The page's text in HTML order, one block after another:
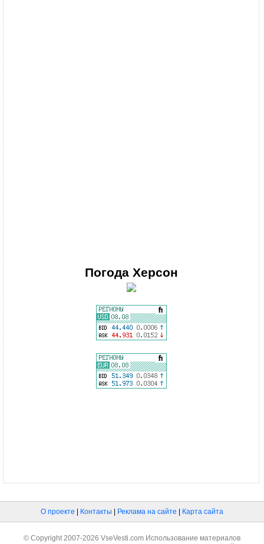
Погода Херсон
О проекте Контакты Реклама на сайте Карта сайта
© Copyright 2007-2026 VseVesti.com Использование материалов